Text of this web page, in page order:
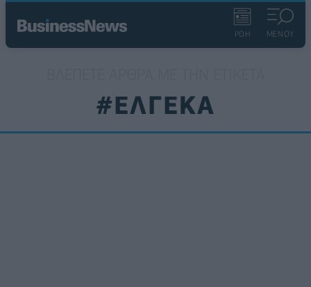
ΡΟΗ ΜΕΝΟΥ
#ΕΛΓΕΚΑ